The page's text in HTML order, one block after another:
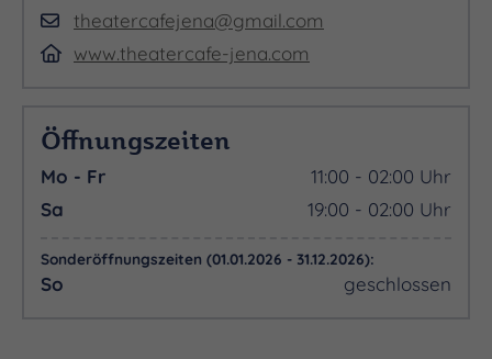
theatercafejena@gmail.com
www.theatercafe-jena.com
Öffnungszeiten
Mo - Fr
11:00 - 02:00 Uhr
Sa
19:00 - 02:00 Uhr
Sonderöffnungszeiten (01.01.2026 - 31.12.2026):
So geschlossen